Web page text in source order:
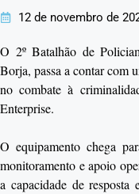
12 de novembro de
O 2º Batalhão de
Borja, passa a contar com
no combate à
Enterprise.
O equipamento chega
monitoramento e apoio
a capacidade de resposta